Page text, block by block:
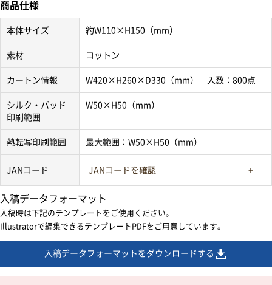
商品仕様
本体サイズ 約W110×H150（mm）
素材 コットン
カートン情報 W420×H260×D330（mm） 入数：800点
シルク・パッド
印刷範囲
W50×H50（mm）
熱転写印刷範囲 最大範囲：W50×H50（mm）
JANコード JANコードを確認
入稿データフォーマット
入稿時は下記のテンプレートをご使用ください。
Illustratorで編集できるテンプレートPDFをご用意しています。
入稿データフォーマットをダウンロードする